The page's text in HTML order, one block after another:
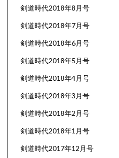
剣道時代2018年8月号
剣道時代2018年7月号
剣道時代2018年6月号
剣道時代2018年5月号
剣道時代2018年4月号
剣道時代2018年3月号
剣道時代2018年2月号
剣道時代2018年1月号
剣道時代2017年12月号